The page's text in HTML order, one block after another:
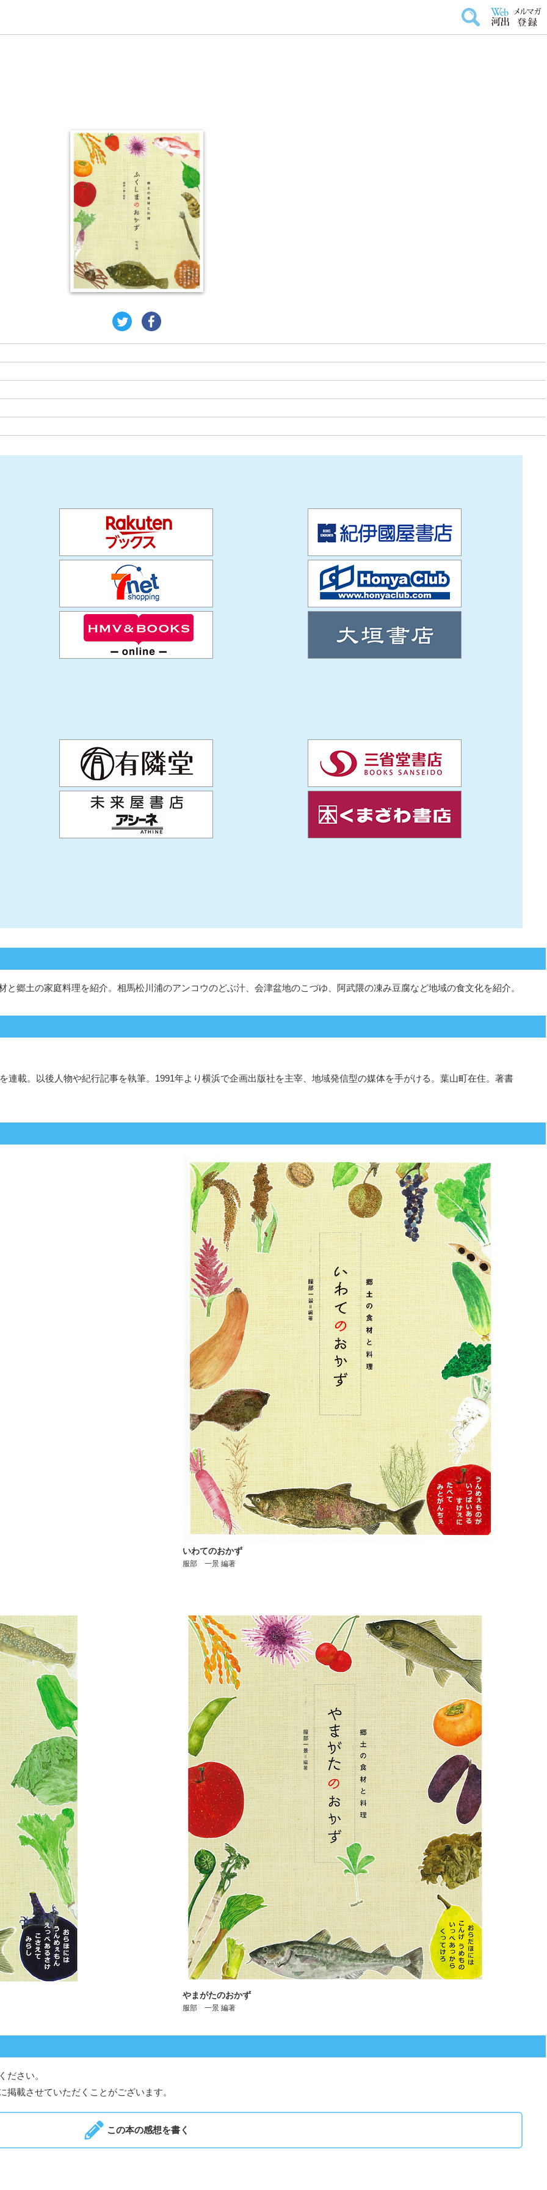
郷土の家庭料理を紹介。相馬松川浦のアンコウのどぶ汁、会津盆地のこづゆ、阿武隈の凍み豆腐など地域の食文化を紹介。
連載。以後人物や紀行記事を執筆。1991年より横浜で企画出版社を主宰、地域発信型の媒体を手がける。葉山町在住。著書
いわてのおかず
服部 一景 編著
やまがたのおかず
服部 一景 編著
ださい。
載させていただくことがございます。
この本の感想を書く